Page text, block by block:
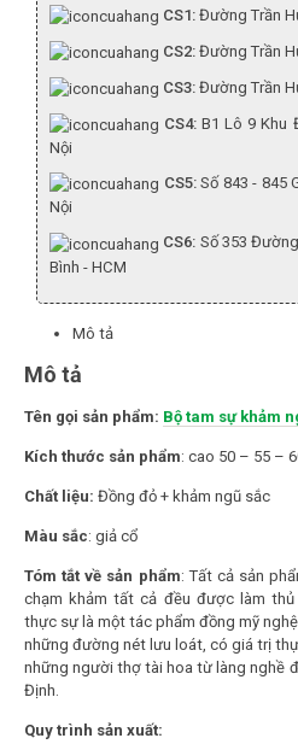
CS1: Đường Trần
CS2: Đường Trần
CS3: Đường Trần
CS4: B1 Lô 9 Khu
Nội
CS5:Số 843 - 845
Nội
CS6: Số 353
Bình - HCM
Mô tả
Mô tả
Tên gọi sản phẩm: Bộ tam sự khảm
Kích thước sản phẩm: cao 50 – 55 –
Chất liệu: Đồng đỏ + khảm ngũ sắc
Màu sắc: giả cổ
Tóm tắt về sản phẩm: Tất cả sản
chạm khảm tất cả đều được làm
thực sự là một tác phẩm đồng mỹ
những đường nét lưu loát, có giá trị
những người thợ tài hoa từ làng nghề
Định.
Quy trình sản xuất: